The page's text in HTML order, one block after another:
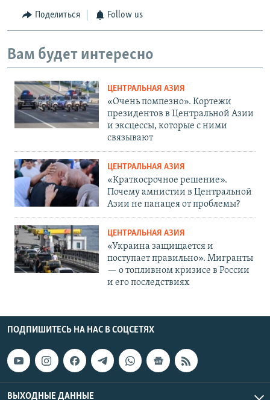
Поделиться Follow us
Вам будет интересно
ЦЕНТРАЛЬНАЯ АЗИЯ
«Очень помпезно». Кортежи
президентов в Центральной Азии
и эксцессы, которые с ними
связывают
ЦЕНТРАЛЬНАЯ АЗИЯ
«Краткосрочное решение».
Почему амнистии в Центральной
Азии не панацея от проблемы?
ЦЕНТРАЛЬНАЯ АЗИЯ
«Украина защищается и
поступает правильно». Мигранты
— о топливном кризисе в России
и его последствиях
ПОДПИШИТЕСЬ НА НАС В СОЦСЕТЯХ
ВЫХОДНЫЕ ДАННЫЕ